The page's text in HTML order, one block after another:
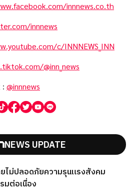
innnews.co.th
innnews
c/INNNEWS_INN
@inn_news
: @innnews
NEWS UPDATE
ม่ปลอดภัยความรุนแรงสังคม
มต่อเนื่อง